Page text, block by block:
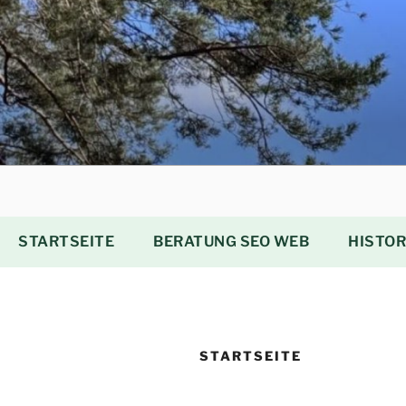
Zum
Inhalt
springen
STARTSEITE BERATUNG SEO WEB
STARTSEITE